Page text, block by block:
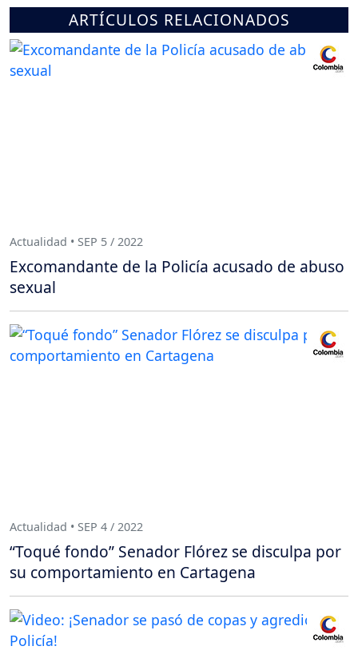
ARTÍCULOS RELACIONADOS
Actualidad • SEP 5 / 2022
Excomandante de la Policía acusado de abuso
sexual
Actualidad • SEP 4 / 2022
“Toqué fondo” Senador Flórez se disculpa por
su comportamiento en Cartagena